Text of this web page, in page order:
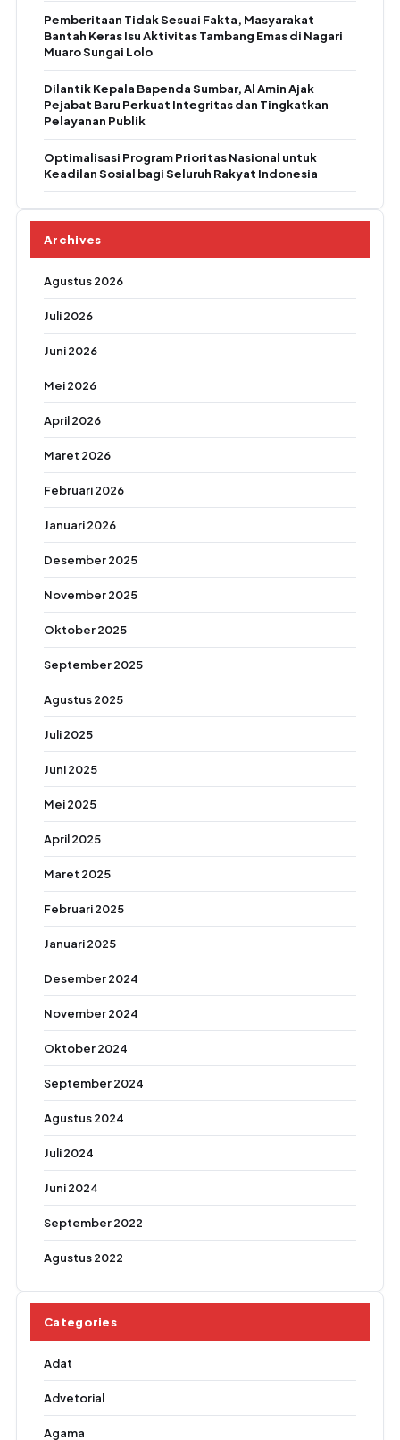
Pemberitaan Tidak Sesuai Fakta, Masyarakat
Bantah Keras Isu Aktivitas Tambang Emas di Nagari
Muaro Sungai Lolo
Dilantik Kepala Bapenda Sumbar, Al Amin Ajak
Pejabat Baru Perkuat Integritas dan Tingkatkan
Pelayanan Publik
Optimalisasi Program Prioritas Nasional untuk
Keadilan Sosial bagi Seluruh Rakyat Indonesia
Archives
Agustus 2026
Juli 2026
Juni 2026
Mei 2026
April 2026
Maret 2026
Februari 2026
Januari 2026
Desember 2025
November 2025
Oktober 2025
September 2025
Agustus 2025
Juli 2025
Juni 2025
Mei 2025
April 2025
Maret 2025
Februari 2025
Januari 2025
Desember 2024
November 2024
Oktober 2024
September 2024
Agustus 2024
Juli 2024
Juni 2024
September 2022
Agustus 2022
Categories
Adat
Advetorial
Agama